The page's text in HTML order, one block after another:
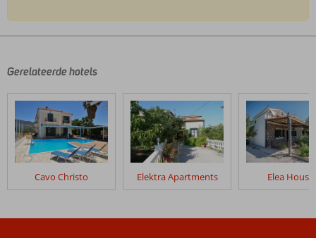
door
klanten
geschreven
na
hun
verblijf
Michaelia
Gerelateerde hotels
Cavo Christo Elektra Apartments Elea